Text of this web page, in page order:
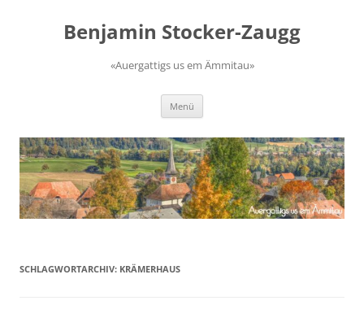
springenBenjamin Stocker-Zaugg
«Auergattigs us em Ämmitau»
Menü
SCHLAGWORTARCHIV: KRÄMERHAUS